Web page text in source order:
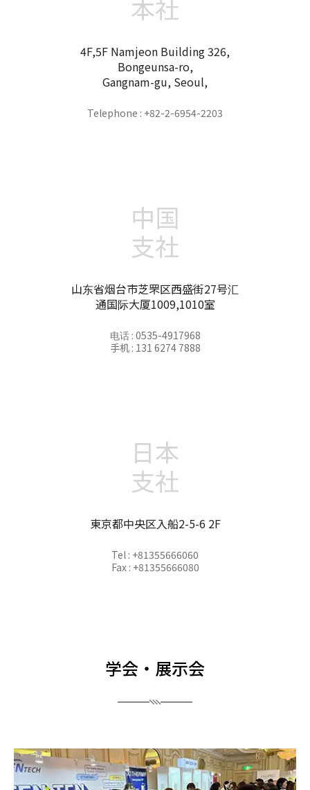
本社
4F,5F Namjeon Building 326,
Bongeunsa-ro,
Gangnam-gu, Seoul,
Telephone : +82-2-6954-2203
中国
支社
山东省烟台市芝罘区西盛街27号汇
通国际大厦1009,1010室
电话 : 0535-4917968
手机 : 131 6274 7888
日本
支社
東京都中央区入船2-5-6 2F
Tel : +81355666060
Fax : +81355666080
学会・展示会